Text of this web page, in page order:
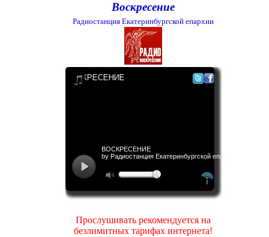
Воскресение
Радиостанция Екатеринбургской епархии
Прослушивать рекомендуется на
безлимитных тарифах интернета!